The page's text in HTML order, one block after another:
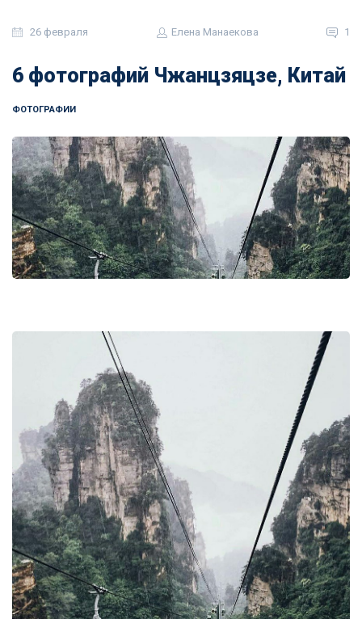
26 февраля Елена Манаекова 1
6 фотографий Чжанцзяцзе, Китай
ФОТОГРАФИИ